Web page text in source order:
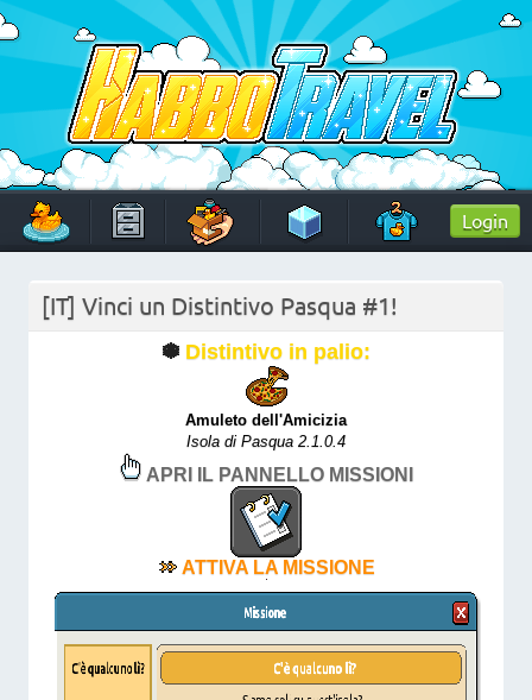
Skip
to
content
HabboTravel
Un viaggio di pixel!
Login
[IT] Vinci un Distintivo Pasqua #1!
Distintivo in palio:
Amuleto dell'Amicizia
Isola di Pasqua 2.1.0.4
APRI IL PANNELLO MISSIONI
ATTIVA LA MISSIONE